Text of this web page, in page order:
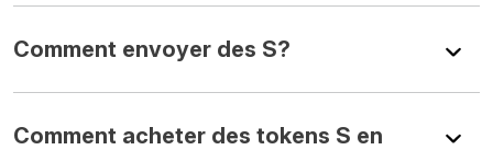
Comment envoyer des S?
Comment acheter des tokens S en